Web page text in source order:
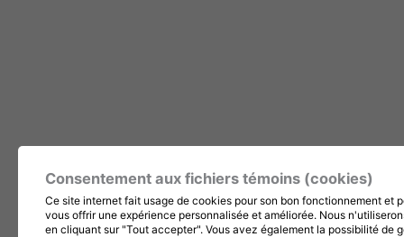
Consentement aux fichiers témoins (cookies)
Ce site internet fait usage de cookies pour son bon fonctionnement et
vous offrir une expérience personnalisée et améliorée. Nous
en cliquant sur "Tout accepter". Vous avez également la possibilité de